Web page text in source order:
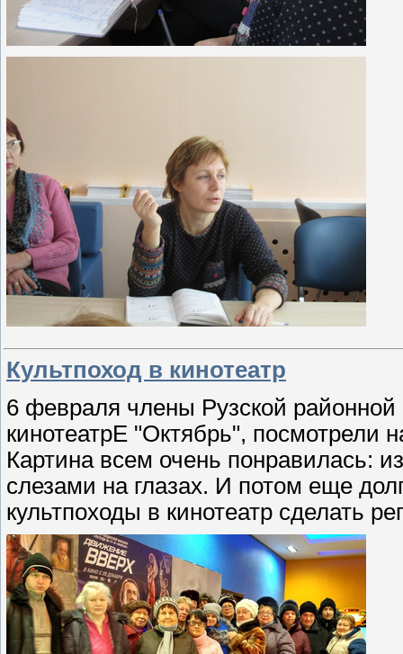
Культпоход в кинотеатр
6 февраля члены Рузской
кинотеатрЕ "Октябрь",
Картина всем очень понравилась:
слезами на глазах. И потом еще
культпоходы в кинотеатр сделать